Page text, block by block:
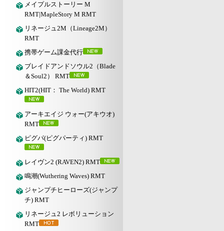
メイプルストーリー M
RMT|MapleStory M RMT
リネージュ2M（Lineage2M）
RMT
携帯ゲーム課金代行
ブレイドアンドソウル2（Blade
＆Soul2） RMT
HIT2(HIT： The World) RMT
アーキエイジ ウォー(アキウオ)
RMT
ピグパ(ピグパーティ) RMT
レイヴン2 (RAVEN2) RMT
鳴潮(Wuthering Waves) RMT
ジャンプチヒーローズ(ジャンプ
チ) RMT
リネージュ2 レボリューション
RMT